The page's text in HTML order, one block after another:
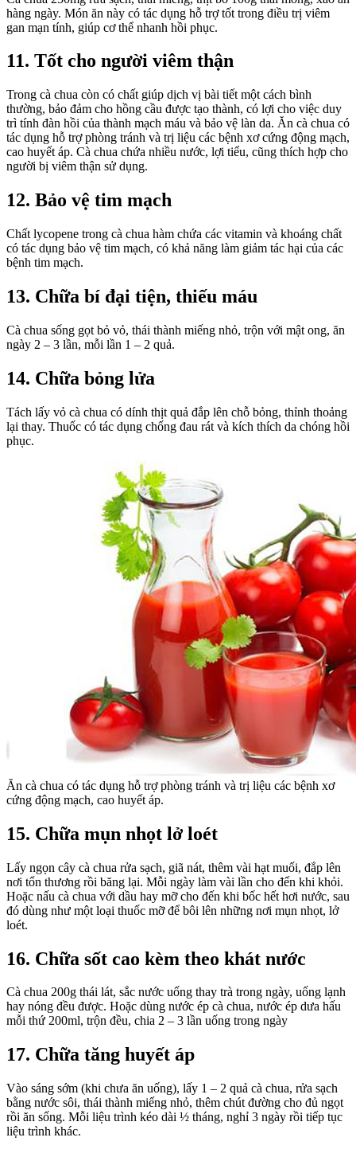
hàng ngày. Món ăn này có tác dụng hỗ trợ tốt trong điều trị viêm
gan mạn tính, giúp cơ thể nhanh hồi phục.
11. Tốt cho người viêm thận
Trong cà chua còn có chất giúp dịch vị bài tiết một cách bình
thường, bảo đảm cho hồng cầu được tạo thành, có lợi cho việc duy
trì tính đàn hồi của thành mạch máu và bảo vệ làn da. Ăn cà chua có
tác dụng hỗ trợ phòng tránh và trị liệu các bệnh xơ cứng động mạch,
cao huyết áp. Cà chua chứa nhiều nước, lợi tiểu, cũng thích hợp cho
người bị viêm thận sử dụng.
12. Bảo vệ tim mạch
Chất lycopene trong cà chua hàm chứa các vitamin và khoáng chất
có tác dụng bảo vệ tim mạch, có khả năng làm giảm tác hại của các
bệnh tim mạch.
13. Chữa bí đại tiện, thiếu máu
Cà chua sống gọt bỏ vỏ, thái thành miếng nhỏ, trộn với mật ong, ăn
ngày 2 – 3 lần, mỗi lần 1 – 2 quả.
14. Chữa bỏng lửa
Tách lấy vỏ cà chua có dính thịt quả đắp lên chỗ bỏng, thỉnh thoảng
lại thay. Thuốc có tác dụng chống đau rát và kích thích da chóng hồi
phục.
Ăn cà chua có tác dụng hỗ trợ phòng tránh và trị liệu các bệnh xơ
cứng động mạch, cao huyết áp.
15. Chữa mụn nhọt lở loét
Lấy ngọn cây cà chua rửa sạch, giã nát, thêm vài hạt muối, đắp lên
nơi tổn thương rồi băng lại. Mỗi ngày làm vài lần cho đến khi khỏi.
Hoặc nấu cà chua với dầu hay mỡ cho đến khi bốc hết hơi nước, sau
đó dùng như một loại thuốc mỡ để bôi lên những nơi mụn nhọt, lở
loét.
16. Chữa sốt cao kèm theo khát nước
Cà chua 200g thái lát, sắc nước uống thay trà trong ngày, uống lạnh
hay nóng đều được. Hoặc dùng nước ép cà chua, nước ép dưa hấu
mỗi thứ 200ml, trộn đều, chia 2 – 3 lần uống trong ngày
17. Chữa tăng huyết áp
Vào sáng sớm (khi chưa ăn uống), lấy 1 – 2 quả cà chua, rửa sạch
bằng nước sôi, thái thành miếng nhỏ, thêm chút đường cho đủ ngọt
rồi ăn sống. Mỗi liệu trình kéo dài ½ tháng, nghỉ 3 ngày rồi tiếp tục
liệu trình khác.